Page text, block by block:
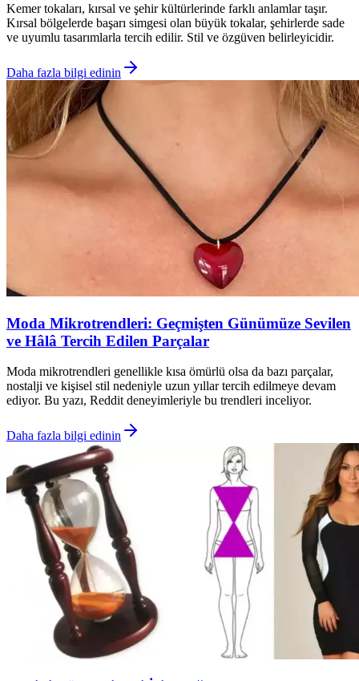
Kemer tokaları, kırsal ve şehir kültürlerinde farklı anlamlar taşır.
Kırsal bölgelerde başarı simgesi olan büyük tokalar, şehirlerde sade
ve uyumlu tasarımlarla tercih edilir. Stil ve özgüven belirleyicidir.
Daha fazla bilgi edinin
Moda Mikrotrendleri: Geçmişten Günümüze Sevilen
ve Hâlâ Tercih Edilen Parçalar
Moda mikrotrendleri genellikle kısa ömürlü olsa da bazı parçalar,
nostalji ve kişisel stil nedeniyle uzun yıllar tercih edilmeye devam
ediyor. Bu yazı, Reddit deneyimleriyle bu trendleri inceliyor.
Daha fazla bilgi edinin